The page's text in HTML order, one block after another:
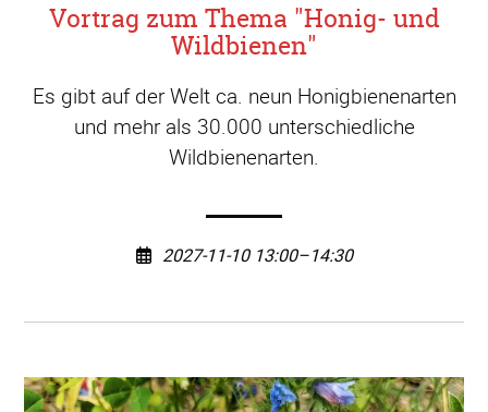
Vortrag zum Thema "Honig- und
Wildbienen"
Es gibt auf der Welt ca. neun Honigbienenarten
und mehr als 30.000 unterschiedliche
Wildbienenarten.
2027-11-10 13:00–14:30